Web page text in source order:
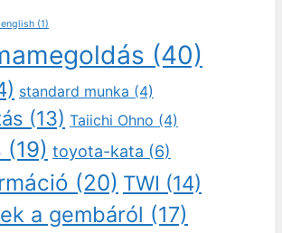
(1)
(40)
standard munka (4)
(13) Taiichi Ohno (4)
(19) toyota-kata (6)
(20) TWI (14)
a gembáról (17)